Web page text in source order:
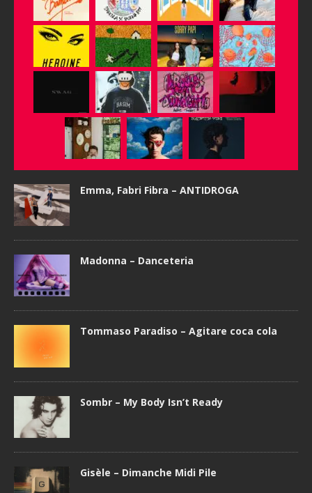
Emma, Fabri Fibra – ANTIDROGA
Madonna – Danceteria
Tommaso Paradiso – Agitare coca cola
Sombr – My Body Isn’t Ready
Gisèle – Dimanche Midi Pile